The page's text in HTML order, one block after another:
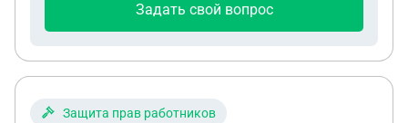
Задать свой вопрос
Защита прав работников